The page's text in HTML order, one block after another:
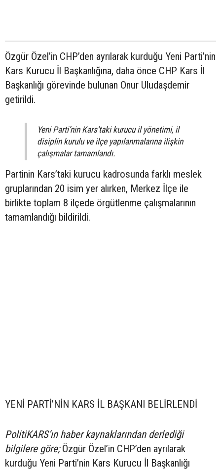
Özgür Özel’in CHP’den ayrılarak kurduğu Yeni Parti’nin
Kars Kurucu İl Başkanlığına, daha önce CHP Kars İl
Başkanlığı görevinde bulunan Onur Uludaşdemir
getirildi.
Yeni Parti’nin Kars’taki kurucu il yönetimi, il
disiplin kurulu ve ilçe yapılanmalarına ilişkin
çalışmalar tamamlandı.
Partinin Kars’taki kurucu kadrosunda farklı meslek
gruplarından 20 isim yer alırken, Merkez İlçe ile
birlikte toplam 8 ilçede örgütlenme çalışmalarının
tamamlandığı bildirildi.
YENİ PARTİ’NİN KARS İL BAŞKANI BELİRLENDİ
PolitiKARS’ın haber kaynaklarından derlediği
bilgilere göre;Özgür Özel’in CHP’den ayrılarak
kurduğu Yeni Parti’nin Kars Kurucu İl Başkanlığı